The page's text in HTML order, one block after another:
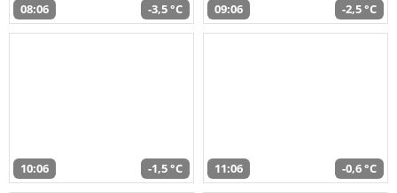
08:06 -3,5 °C 09:06 -2,5 °C
10:06 -1,5 °C 11:06 -0,6 °C